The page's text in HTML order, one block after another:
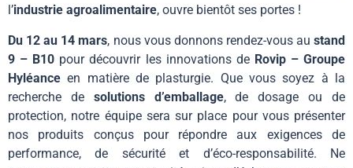
l’industrie agroalimentaire, ouvre bientôt ses portes !
Du 12 au 14 mars, nous vous donnons rendez-vous austand
9 – B10 pour découvrir les innovations de Rovip – Groupe
Hyléance en matière de plasturgie. Que vous soyez à la
recherche de solutions d’emballage, de dosage ou de
protection, notre équipe sera sur place pour vous présenter
nos produits conçus pour répondre aux exigences de
performance, de sécurité et d’éco-responsabilité. Ne